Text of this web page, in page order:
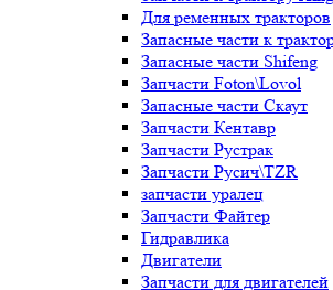
Для ременных тракторов
Запасные части к
Запасные части Shifeng
Запчасти Foton\Lovol
Запасные части Скаут
Запчасти Кентавр
Запчасти Рустрак
Запчасти Русич\TZR
запчасти уралец
Запчасти Файтер
Гидравлика
Двигатели
Запчасти для двигателей